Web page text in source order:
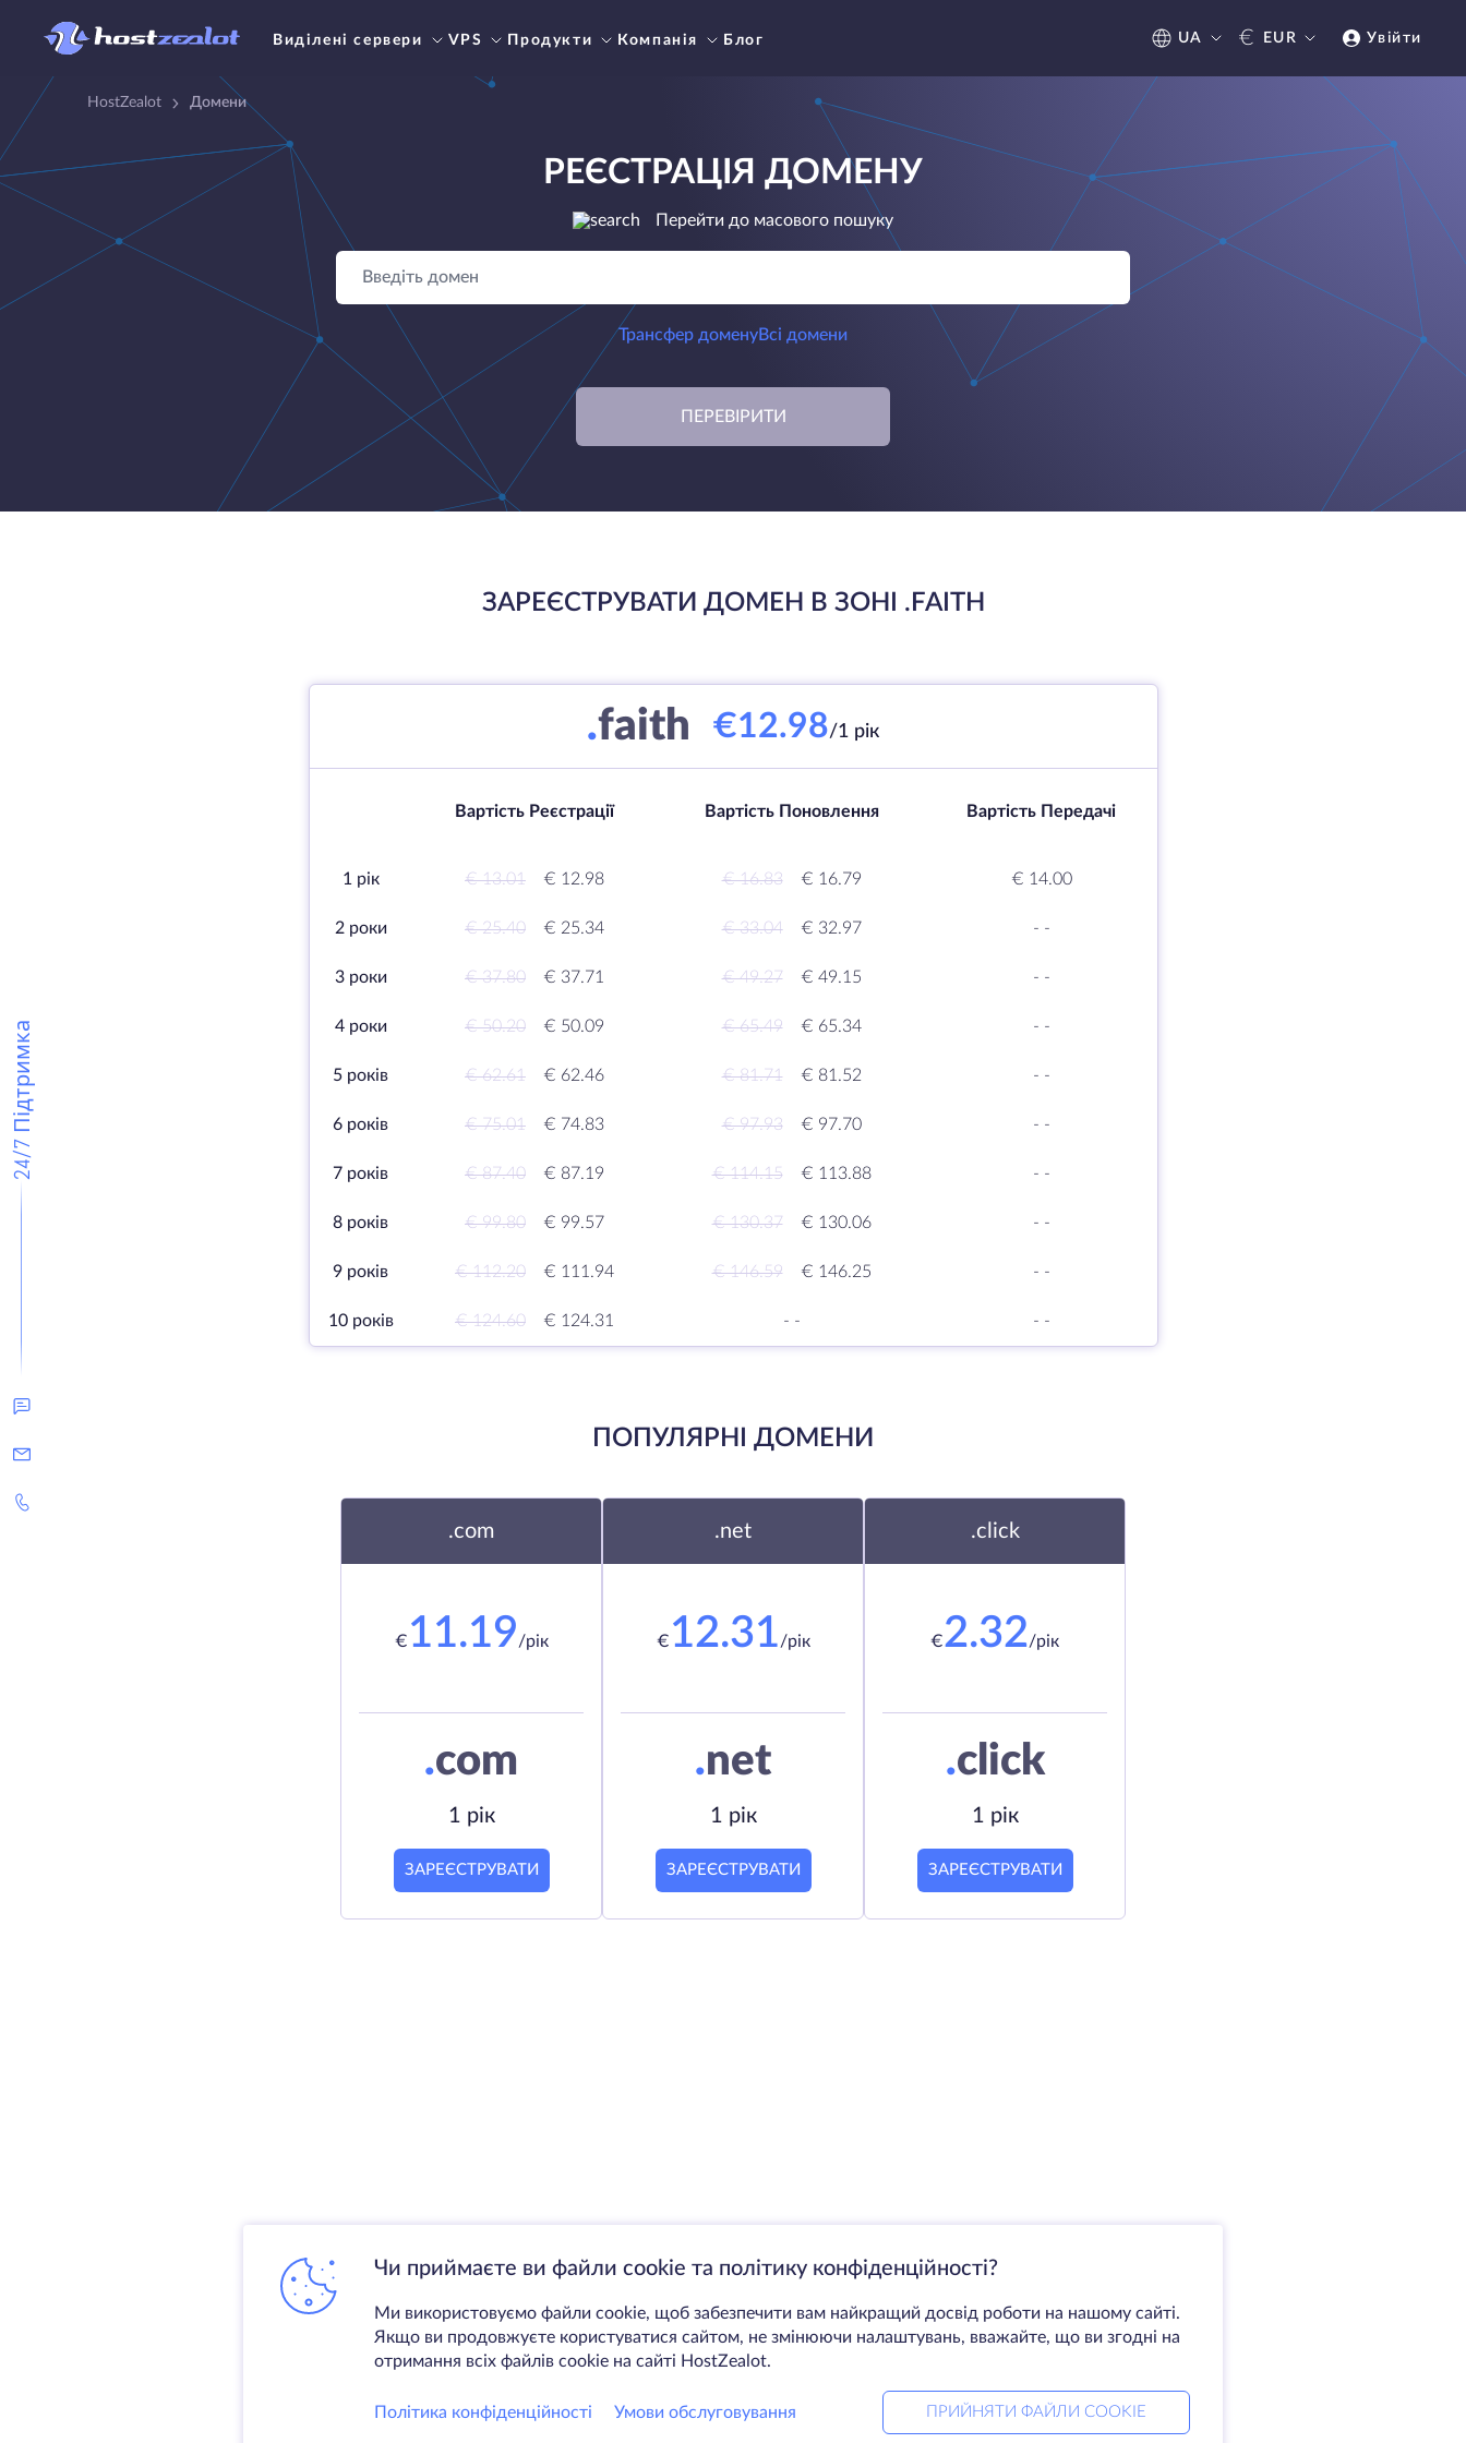
Виділені сервери VPS Продукти Компанія Блог UA € EUR Увійти
24/7 Підтримка
HostZealot Домени
РЕЄСТРАЦІЯ ДОМЕНУ
Перейти до масового пошуку
Трансфер доменуВсі домени
ПЕРЕВІРИТИ
ЗАРЕЄСТРУВАТИ ДОМЕН В ЗОНІ .FAITH
.faith €12.98/1 рік
Вартість Реєстрації Вартість Поновлення Вартість Передачі
1 рік € 13.01 € 12.98 € 16.83 € 16.79 € 14.00
2 роки € 25.40 € 25.34 € 33.04 € 32.97 - -
3 роки € 37.80 € 37.71 € 49.27 € 49.15 - -
4 роки € 50.20 € 50.09 € 65.49 € 65.34 - -
5 років € 62.61 € 62.46 € 81.71 € 81.52 - -
6 років € 75.01 € 74.83 € 97.93 € 97.70 - -
7 років € 87.40 € 87.19 € 114.15 € 113.88 - -
8 років € 99.80 € 99.57 € 130.37 € 130.06 - -
9 років € 112.20 € 111.94 € 146.59 € 146.25 - -
10 років € 124.60 € 124.31 - - - -
ПОПУЛЯРНІ ДОМЕНИ
.com
€ 11.19/рік
.com
1 рік
ЗАРЕЄСТРУВАТИ
.net
€ 12.31/рік
.net
1 рік
ЗАРЕЄСТРУВАТИ
.click
€2.32/рік
.click
1 рік
ЗАРЕЄСТРУВАТИ
Чи приймаєте ви файли cookie та політику конфіденційності?
Ми використовуємо файли cookie, щоб забезпечити вам найкращий досвід роботи на нашому сайті.
Якщо ви продовжуєте користуватися сайтом, не змінюючи налаштувань, вважайте, що ви згодні на
отримання всіх файлів cookie на сайті HostZealot.
Політика конфіденційності Умови обслуговування ПРИЙНЯТИ ФАЙЛИ COOKIE